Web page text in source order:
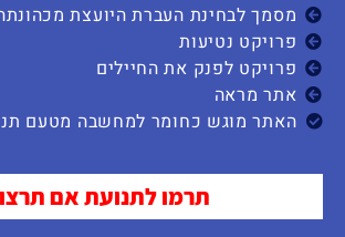
מסמך לבחינת העברת היועצת
פרויקט נטיעות
פרויקט לפנק את החיילים
אתר מראה
האתר מוגש כחומר למחשבה מטעם
תרמו לתנועת אם